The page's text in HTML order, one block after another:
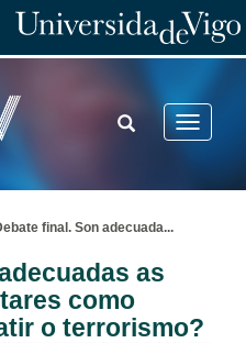
Toggle
TOGGLE
SEARCH
final. Son adecuada...
as
como
o terrorismo?